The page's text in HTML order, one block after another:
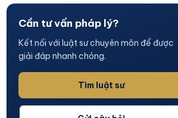
Cần tư vấn pháp lý?
Kết nối với luật sư chuyên môn để được
giải đáp nhanh chóng.
Tìm luật sư